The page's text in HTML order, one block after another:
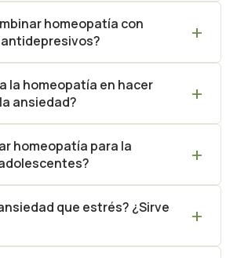
homeopatía con
la homeopatía en hacer
ansiedad?
homeopatía para la
que estrés? ¿Sirve